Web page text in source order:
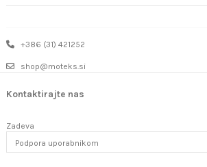
+386 (31) 421252
shop@moteks.si
Kontaktirajte nas
Zadeva